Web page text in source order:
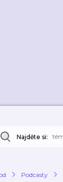
Najděte si:
Podcasty